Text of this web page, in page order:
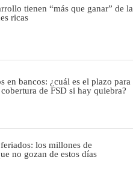
tienen “más que ganar” de la
ricas
en bancos: ¿cuál es el plazo para
de FSD si hay quiebra?
los millones de
no gozan de estos días